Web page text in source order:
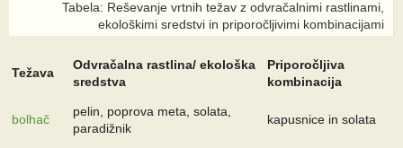
Tabela: Reševanje vrtnih težav z odvračalnimi rastlinami,
ekološkimi sredstvi in priporočljivimi kombinacijami
Težava
Odvračalna rastlina/ ekološka
sredstva
Priporočljiva
kombinacija
bolhač
pelin, poprova meta, solata,
paradižnik
kapusnice in solata